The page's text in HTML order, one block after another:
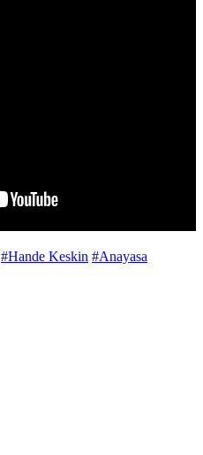
#Hande Keskin #Anayasa